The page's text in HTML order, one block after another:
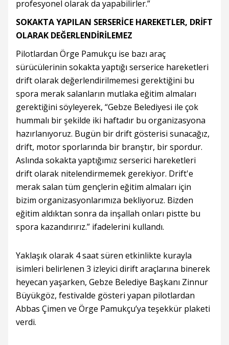
profesyonel olarak da yapabilirler.”
SOKAKTA YAPILAN SERSERİCE HAREKETLER, DRİFT
OLARAK DEĞERLENDİRİLEMEZ
Pilotlardan Örge Pamukçu ise bazı araç
sürücülerinin sokakta yaptığı serserice hareketleri
drift olarak değerlendirilmemesi gerektiğini bu
spora merak salanların mutlaka eğitim almaları
gerektiğini söyleyerek, “Gebze Belediyesi ile çok
hummalı bir şekilde iki haftadır bu organizasyona
hazırlanıyoruz. Bugün bir drift gösterisi sunacağız,
drift, motor sporlarında bir branştır, bir spordur.
Aslında sokakta yaptığımız serserici hareketleri
drift olarak nitelendirmemek gerekiyor. Drift'e
merak salan tüm gençlerin eğitim almaları için
bizim organizasyonlarımıza bekliyoruz. Bizden
eğitim aldıktan sonra da inşallah onları pistte bu
spora kazandırırız.” ifadelerini kullandı.
Yaklaşık olarak 4 saat süren etkinlikte kurayla
isimleri belirlenen 3 izleyici dirift araçlarına binerek
heyecan yaşarken, Gebze Belediye Başkanı Zinnur
Büyükgöz, festivalde gösteri yapan pilotlardan
Abbas Çimen ve Örge Pamukçu’ya teşekkür plaketi
verdi.